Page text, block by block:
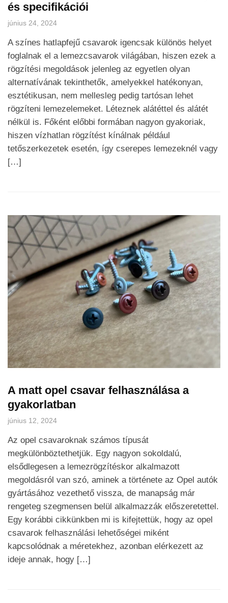
és specifikációi
június 24, 2024
A színes hatlapfejű csavarok igencsak különös helyet
foglalnak el a lemezcsavarok világában, hiszen ezek a
rögzítési megoldások jelenleg az egyetlen olyan
alternatívának tekinthetők, amelyekkel hatékonyan,
esztétikusan, nem mellesleg pedig tartósan lehet
rögzíteni lemezelemeket. Léteznek alátéttel és alátét
nélkül is. Főként előbbi formában nagyon gyakoriak,
hiszen vízhatlan rögzítést kínálnak például
tetőszerkezetek esetén, így cserepes lemezeknél vagy
[…]
A matt opel csavar felhasználása a
gyakorlatban
június 12, 2024
Az opel csavaroknak számos típusát
megkülönböztethetjük. Egy nagyon sokoldalú,
elsődlegesen a lemezrögzítéskor alkalmazott
megoldásról van szó, aminek a története az Opel autók
gyártásához vezethető vissza, de manapság már
rengeteg szegmensen belül alkalmazzák előszeretettel.
Egy korábbi cikkünkben mi is kifejtettük, hogy az opel
csavarok felhasználási lehetőségei miként
kapcsolódnak a méretekhez, azonban elérkezett az
ideje annak, hogy […]